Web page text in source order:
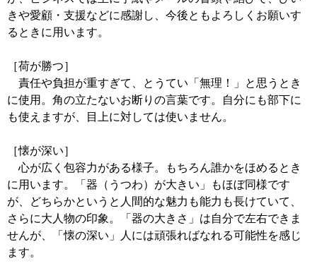
きや愛顧・支援などに感謝し、今後ともよろしくお願いす
るときに用います。
［荷が勝つ］
責任や負担が重すぎて、とうてい「無理！」と思うとき
に使用。角の立たないお断りの言葉です。自分にも部下に
も使えますが、目上に対しては使いません。
［懐が深い］
心が広く包容力がある様子。もちろん誰かをほめるとき
に用います。「器（うつわ）が大きい」もほぼ同様です
が、どちらかというと人間的な魅力も能力も長けていて、
さらに大人物の印象。「器の大きさ」は自分で左右できま
せんが、「懐の深い」人には頑張ればなれる可能性を感じ
ます。